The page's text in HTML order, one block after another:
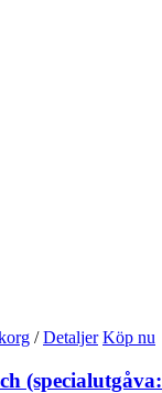
/ Detaljer Köp nu